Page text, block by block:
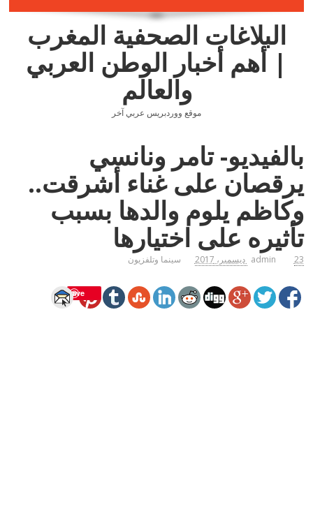
البلاغات الصحفية المغرب
| أهم أخبار الوطن العربي
والعالم
موقع ووردبريس عربي آخر
بالفيديو- تامر ونانسي
يرقصان على غناء أشرقت..
وكاظم يلوم والدها بسبب
تأثيره على اختيارها
admin 23 ديسمبر، 2017 سينما وتلفزيون
Save